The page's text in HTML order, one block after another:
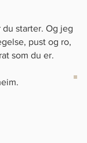
starter. Og jeg
pust og ro,
som du er.